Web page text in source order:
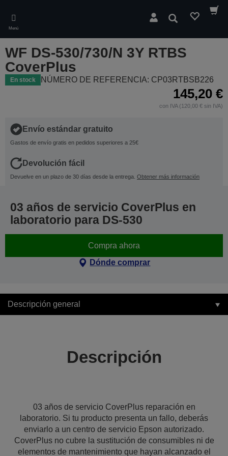
main
content
Menú
Buscar
WF DS-530/730/N 3Y RTBS
CoverPlus
En stock NÚMERO DE REFERENCIA: CP03RTBSB226
145,20 €
con IVA (120,00 € sin IVA)
Envío estándar gratuito
Gastos de envío gratis en pedidos superiores a 25€
Devolución fácil
Devuelve en un plazo de 30 días desde la entrega. Obtener más información
03 años de servicio CoverPlus en
laboratorio para DS-530
Compra ahora
Dónde comprar
Descripción general
Descripción
03 años de servicio CoverPlus reparación en
laboratorio. Si tu producto presenta un fallo, deberás
enviarlo a un centro de servicio Epson autorizado.
CoverPlus no cubre la sustitución de consumibles ni de
elementos de mantenimiento que hayan alcanzado el